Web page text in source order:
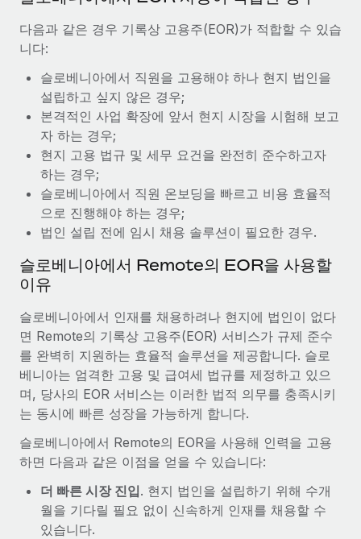
글로벌 인재 이동 및 전근
직원 해외 이전을 간편하게 처리
복리후생
손쉬운 직원 복리후생 관리
트너십을 맺은 Reverse Tech
Reverse Tech 한눈에 보기 건강 및 웰니스 스타트업인 Reverse
Tech는 Remote와 파트너십을 맺고 글로벌 계약직 인력 및 미국
급여 관리를 통해 국제 노동법...
자세히 알아보기
세금
블로그 둘러보기
블로그
Remote 제품 관련 소식: Gusto 및 Xero와의 통합과
Remote Contractor Management Plus
Remote의 사명은 모든 규모의 기업이 전 세계 어디서든 업무에 가
장 적합 사람을 찾아 채용 및 관리하고 급여를 지급하도록 돕는 것
입니다. 이를 위해 최근 몇 주 동안 새로운...
자세히 알아보기
채용을 확장한 방법
비디오 콘텐츠를 활용한 마케팅이 계속해서 인기를 끌면서, 기업들
에게는 흥미롭고 전문적인 비디오 제작이 어느 때보다 중요해졌습
니다. 그러나 대부분의 회사들은 그렇게 높은 품질의...
자세히 알아보기
다음과 같은 경우 기록상 고용주(EOR)가 적합할 수 있습
니다:
슬로베니아에서 직원을 고용해야 하나 현지 법인을
설립하고 싶지 않은 경우;
본격적인 사업 확장에 앞서 현지 시장을 시험해 보고
자 하는 경우;
현지 고용 법규 및 세무 요건을 완전히 준수하고자
하는 경우;
슬로베니아에서 직원 온보딩을 빠르고 비용 효율적
으로 진행해야 하는 경우;
법인 설립 전에 임시 채용 솔루션이 필요한 경우.
슬로베니아에서 Remote의 EOR을 사용할
이유
슬로베니아에서 인재를 채용하려나 현지에 법인이 없다
면 Remote의 기록상 고용주(EOR) 서비스가 규제 준수
를 완벽히 지원하는 효율적 솔루션을 제공합니다. 슬로
베니아는 엄격한 고용 및 급여세 법규를 제정하고 있으
며, 당사의 EOR 서비스는 이러한 법적 의무를 충족시키
는 동시에 빠른 성장을 가능하게 합니다.
슬로베니아에서 Remote의 EOR을 사용해 인력을 고용
하면 다음과 같은 이점을 얻을 수 있습니다:
더 빠른 시장 진입. 현지 법인을 설립하기 위해 수개
월을 기다릴 필요 없이 신속하게 인재를 채용할 수
있습니다.